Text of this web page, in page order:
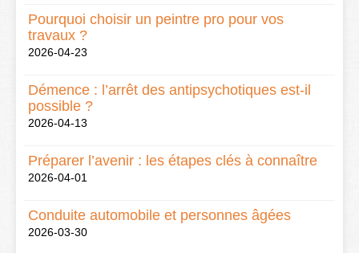
Pourquoi choisir un peintre pro pour vos
travaux ?
2026-04-23
Démence : l’arrêt des antipsychotiques est-il
possible ?
2026-04-13
Préparer l’avenir : les étapes clés à connaître
2026-04-01
Conduite automobile et personnes âgées
2026-03-30